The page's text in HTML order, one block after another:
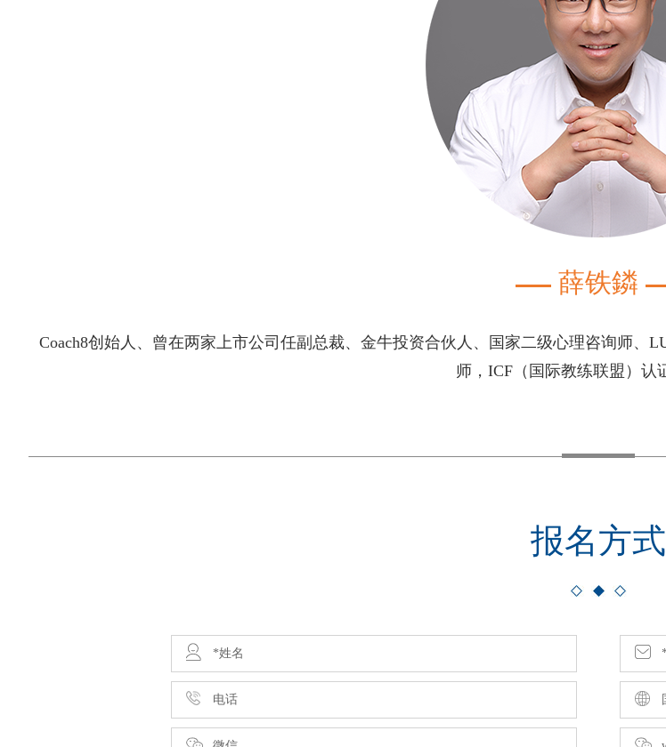
薛铁鏻
Coach8创始人、曾在两家上市公司任副总裁、金牛投资合伙人、国家二级心理咨询师、
师，ICF（国际教练联盟）认
报名方式